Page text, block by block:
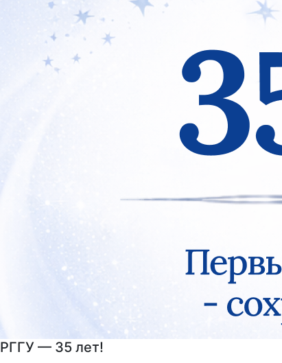
Психологическая служба РГГУ